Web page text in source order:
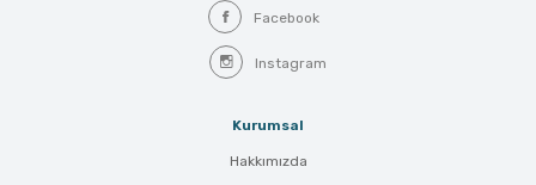
Facebook
Instagram
Kurumsal
Hakkımızda